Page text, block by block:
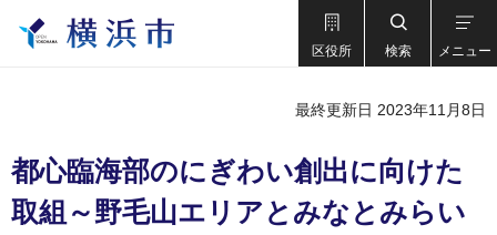
区役所 検索 メニュー
最終更新日 2023年11月8日
都心臨海部のにぎわい創出に向けた
取組～野毛山エリアとみなとみらい